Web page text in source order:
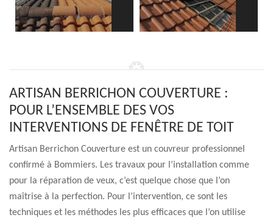
ARTISAN BERRICHON COUVERTURE :
POUR L’ENSEMBLE DES VOS
INTERVENTIONS DE FENÊTRE DE TOIT
Artisan Berrichon Couverture est un couvreur professionnel
confirmé à Bommiers. Les travaux pour l’installation comme
pour la réparation de veux, c’est quelque chose que l’on
maîtrise à la perfection. Pour l’intervention, ce sont les
techniques et les méthodes les plus efficaces que l’on utilise